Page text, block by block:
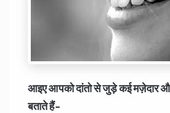
आइए आपको दांतो से जुड़े कई मज़ेदार
बताते हैं-